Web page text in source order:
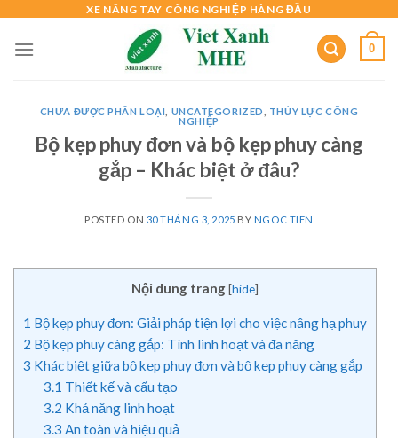
content
XE NÂNG TAY CÔNG NGHIỆP HÀNG ĐẦU
0
CHƯA ĐƯỢC PHÂN LOẠI UNCATEGORIZED
THỦY LỰC CÔNG
NGHIỆP
Bộ kẹp phuy đơn và bộ kẹp phuy càng
gắp – Khác biệt ở đâu?
POSTED ON 30 THÁNG 3, 2025 BY NGOC TIEN
Nội dung trang[hide]
1 Bộ kẹp phuy đơn: Giải pháp tiện lợi cho việc nâng hạ phuy
2 Bộ kẹp phuy càng gắp: Tính linh hoạt và đa năng
3 Khác biệt giữa bộ kẹp phuy đơn và bộ kẹp phuy càng gắp
3.1 Thiết kế và cấu tạo
3.2 Khả năng linh hoạt
3.3 An toàn và hiệu quả